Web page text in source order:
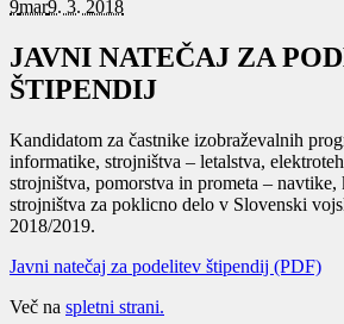
9mar9. 3. 2018
JAVNI NATEČAJ ZA
ŠTIPENDIJ
Kandidatom za častnike izobraževalnih
informatike, strojništva – letalstva,
strojništva, pomorstva in prometa –
strojništva za poklicno delo v Slovenski
2018/2019.
Javni natečaj za podelitev štipendij (PDF)
Več na spletni strani.